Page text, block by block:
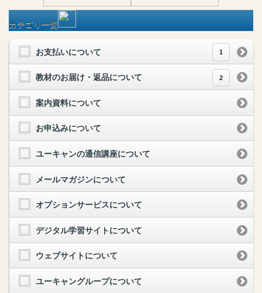
カテゴリ一覧
お支払いについて 1
教材のお届け・返品について 2
案内資料について
お申込みについて
ユーキャンの通信講座について
メールマガジンについて
オプションサービスについて
デジタル学習サイトについて
ウェブサイトについて
ユーキャングループについて